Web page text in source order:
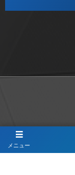
メニュー
オン
キーエンス流性弱
ナカシマプロペラ
ノートルダム